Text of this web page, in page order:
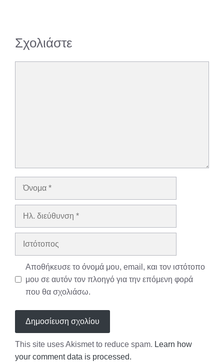
Σχολιάστε
Όνομα
Ηλ.
Ιστότοπος
Αποθήκευσε το όνομά μου, email, και τον ιστότοπο
μου σε αυτόν τον πλοηγό για την επόμενη φορά
που θα σχολιάσω.
This site uses Akismet to reduce spam. Learn how
your comment data is processed.